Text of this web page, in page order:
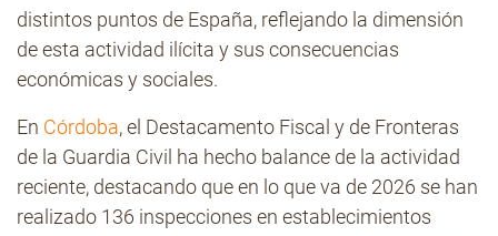
distintos puntos de España, reflejando la dimensión
de esta actividad ilícita y sus consecuencias
económicas y sociales.
En Córdoba, el Destacamento Fiscal y de Fronteras
de la Guardia Civil ha hecho balance de la actividad
reciente, destacando que en lo que va de 2026 se han
realizado 136 inspecciones en establecimientos